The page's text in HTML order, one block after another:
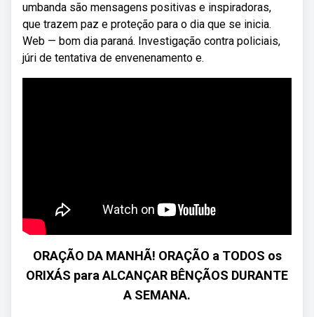
umbanda são mensagens positivas e inspiradoras,
que trazem paz e proteção para o dia que se inicia.
Web — bom dia paraná. Investigação contra policiais,
júri de tentativa de envenenamento e.
ORAÇÃO DA MANHÃ! ORAÇÃO a TODOS os
ORIXÁS para ALCANÇAR BÊNÇÃOS DURANTE
A SEMANA.